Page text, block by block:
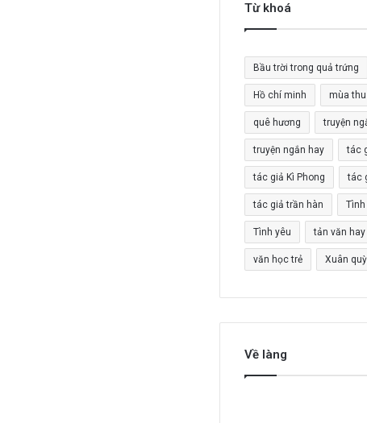
Từ khoá
Bầu trời trong quả trứng
Hồ chí minh mùa thu
quê hương truyện
truyện ngắn hay tác
tác giả Kì Phong tác
tác giả trần hàn
Tình yêu tản văn hay
văn học trẻ Xuân
Về làng